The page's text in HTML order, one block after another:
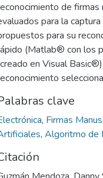
de firmas
para la
para su
(Matlab® con los
en Visual
clave
, Firmas
, Algoritmo de